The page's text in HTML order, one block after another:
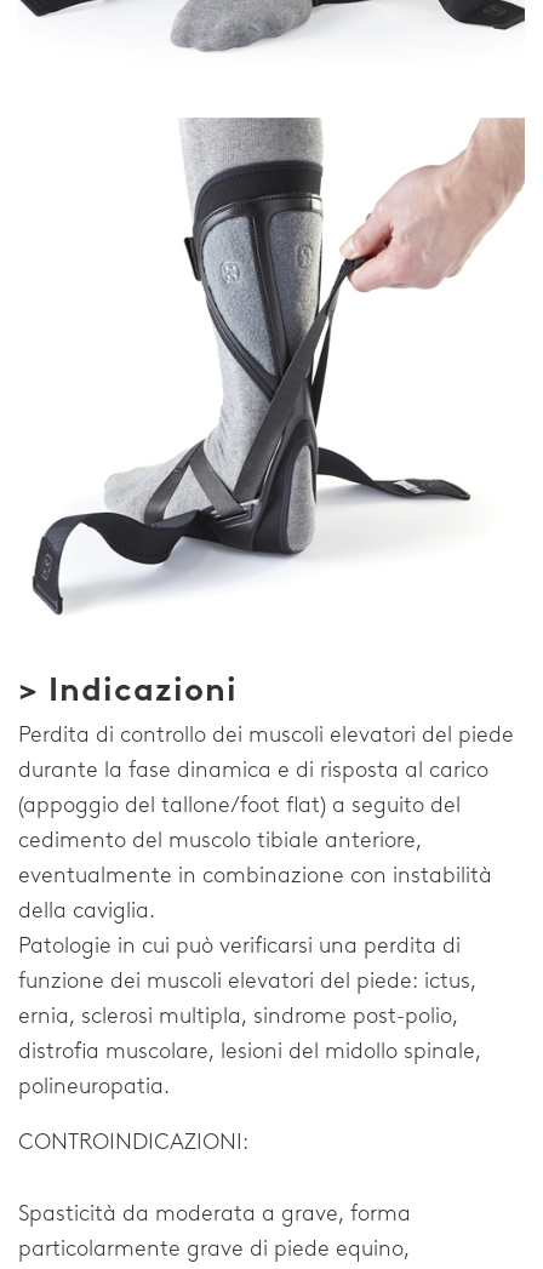
> Indicazioni
Perdita di controllo dei muscoli elevatori del piede
durante la fase dinamica e di risposta al carico
(appoggio del tallone/foot flat) a seguito del
cedimento del muscolo tibiale anteriore,
eventualmente in combinazione con instabilità
della caviglia.
Patologie in cui può verificarsi una perdita di
funzione dei muscoli elevatori del piede: ictus,
ernia, sclerosi multipla, sindrome post-polio,
distrofia muscolare, lesioni del midollo spinale,
polineuropatia.
CONTROINDICAZIONI:
Spasticità da moderata a grave, forma
particolarmente grave di piede equino,